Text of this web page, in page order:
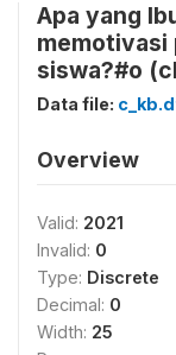
Apa yang
memotivasi
siswa?#o
Data file:
Overview
Valid: 2021
Invalid: 0
Type: Discrete
Decimal: 0
Width: 25